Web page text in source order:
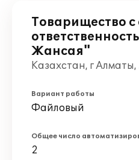
Товарищество
Жансая"
Казахстан, г
Вариант работы
Файловый
Общее число
2